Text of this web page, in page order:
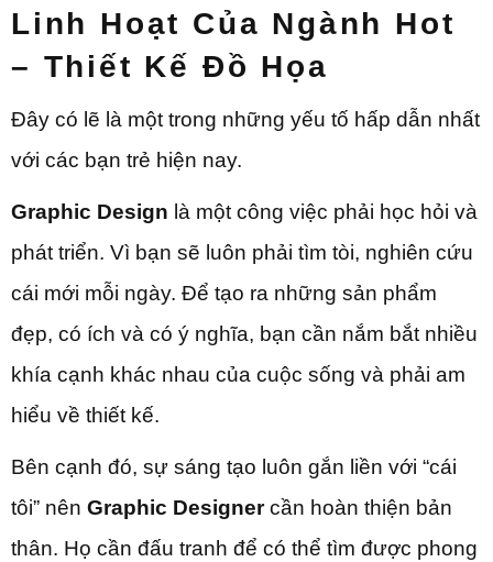
Linh Hoạt Của Ngành Hot
– Thiết Kế Đồ Họa
Đây có lẽ là một trong những yếu tố hấp dẫn nhất
với các bạn trẻ hiện nay.
Graphic Design là một công việc phải học hỏi và
phát triển. Vì bạn sẽ luôn phải tìm tòi, nghiên cứu
cái mới mỗi ngày. Để tạo ra những sản phẩm
đẹp, có ích và có ý nghĩa, bạn cần nắm bắt nhiều
khía cạnh khác nhau của cuộc sống và phải am
hiểu về thiết kế.
Bên cạnh đó, sự sáng tạo luôn gắn liền với “cái
tôi” nên Graphic Designercần hoàn thiện bản
thân. Họ cần đấu tranh để có thể tìm được phong